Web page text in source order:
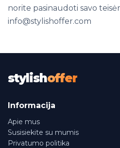
norite pasinaudoti savo
info@stylishoffer.com
stylishoffer
Informacija
Apie mus
Susisiekite su mumis
Privatumo politika